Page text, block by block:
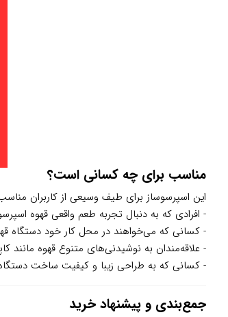
مناسب برای چه کسانی است؟
این اسپرسوساز برای طیف وسیعی از کاربران
- افرادی که به دنبال تجربه طعم واقعی قهوه
- کسانی که می‌خواهند در محل کار خود دستگاه
- علاقه‌مندان به نوشیدنی‌های متنوع قهوه مانند
- کسانی که به طراحی زیبا و کیفیت ساخت
جمع‌بندی و پیشنهاد خرید